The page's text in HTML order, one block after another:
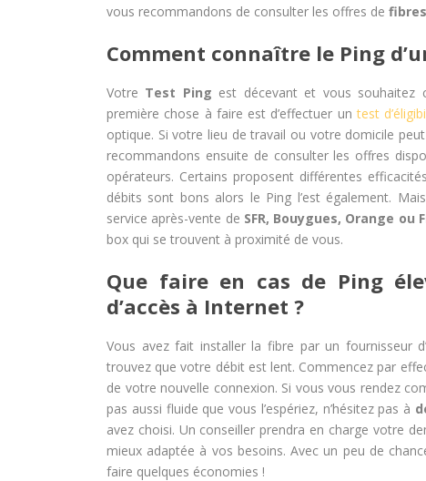
vous recommandons de consulter les offres de
Comment connaître le Ping
Votre Test Ping est décevant et vous souhaitez
première chose à faire est d’effectuer untest
optique. Si votre lieu de travail ou votre domicile
recommandons ensuite de consulter les offres
opérateurs. Certains proposent différentes
débits sont bons alors le Ping l’est également.
service après-vente de SFR, Bouygues, Orange ou
box qui se trouvent à proximité de vous.
Que faire en cas de Ping
d’accès à Internet ?
Vous avez fait installer la fibre par un fournisseur
trouvez que votre débit est lent. Commencez par
de votre nouvelle connexion. Si vous vous rendez
pas aussi fluide que vous l’espériez, n’hésitez pas à
avez choisi. Un conseiller prendra en charge votre
mieux adaptée à vos besoins. Avec un peu de
faire quelques économies !